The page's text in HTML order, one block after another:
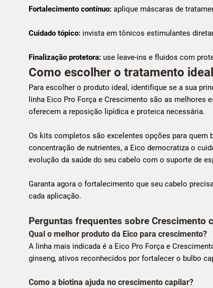
Fortalecimento contínuo: aplique máscaras de
Cuidado tópico: invista em tônicos estimulantes
Finalização protetora: use leave-ins e fluidos com
Como escolher o tratamento
Para escolher o produto ideal, identifique se a sua
linha Eico Pro Força e Crescimento são as
oferecem a reposição lipídica e proteica necessária.
Os kits completos são excelentes opções para
concentração de nutrientes, a Eico democratiza o
evolução da saúde do seu cabelo com o suporte de
Garanta agora o fortalecimento que seu cabelo
cada aplicação.
Perguntas frequentes sobre Crescimento
Qual o melhor produto da Eico para crescimento?
A linha mais indicada é a Eico Pro Força e
ginseng, ativos reconhecidos por fortalecer o bulbo
Como a biotina ajuda no crescimento capilar?